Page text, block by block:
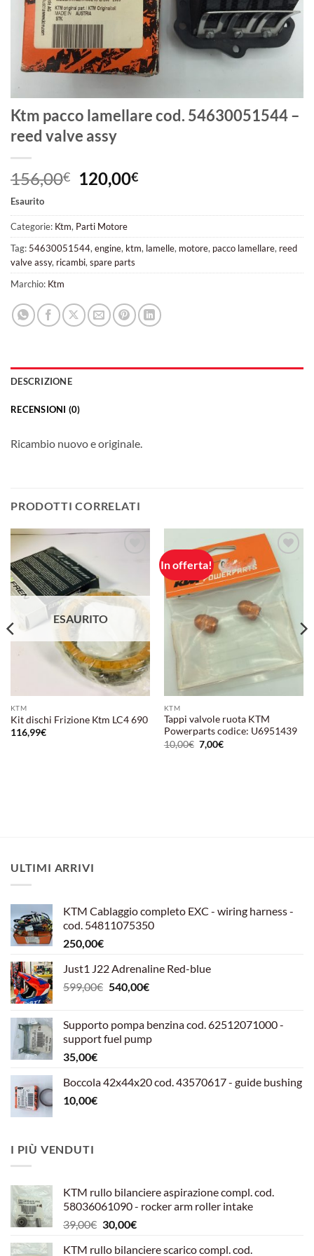
Ktm pacco lamellare cod. 54630051544 –
reed valve assy
156,00€
Il
prezzo
originale
era:
156,00€.
120,00€Il
attuale
120,00€.
Esaurito
Categorie: Ktm, Parti Motore
Tag: 54630051544,engine, ktm, lamelle, motore, pacco lamellare, reed
valve assy, ricambi,spare parts
Marchio: Ktm
DESCRIZIONE
RECENSIONI (0)
Ricambio nuovo e originale.
PRODOTTI CORRELATI
desideri
ESAURITO
KTM
Kit dischi Frizione Ktm LC4 690
116,99€
In offerta!
Aggiungi
alla lista
dei
desideri
KTM
Tappi valvole ruota KTM
Powerparts codice: U6951439
10,00€ Il
prezzo
7,00€Il
ULTIMI ARRIVI
KTM Cablaggio completo EXC - wiring harness -
cod. 54811075350
250,00€
Just1 J22 Adrenaline Red-blue
599,00€ Il
era:
599,00€.
540,00€Il
è:
540,00€.
Supporto pompa benzina cod. 62512071000 -
support fuel pump
35,00€
Boccola 42x44x20 cod. 43570617 - guide bushing
10,00€
I PIÙ VENDUTI
KTM rullo bilanciere aspirazione compl. cod.
58036061090 - rocker arm roller intake
39,00€ Il
originale
30,00€Il
attuale
KTM rullo bilanciere scarico compl. cod.